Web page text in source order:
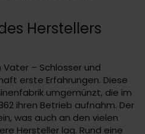
Herstellers
– Schlosser und
erste Erfahrungen. Diese
umgemünzt, die im
ihren Betrieb aufnahm. Der
was auch an den vielen
Hersteller lag. Rund eine